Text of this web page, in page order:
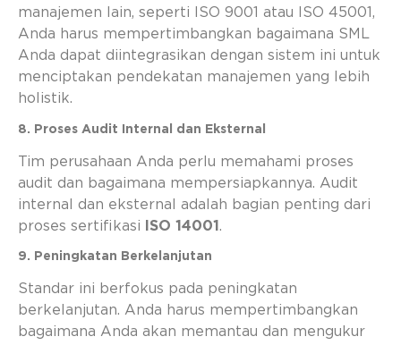
manajemen lain, seperti ISO 9001 atau ISO 45001,
Anda harus mempertimbangkan bagaimana SML
Anda dapat diintegrasikan dengan sistem ini untuk
menciptakan pendekatan manajemen yang lebih
holistik.
8. Proses Audit Internal dan Eksternal
Tim perusahaan Anda perlu memahami proses
audit dan bagaimana mempersiapkannya. Audit
internal dan eksternal adalah bagian penting dari
proses sertifikasi
ISO 14001 .
9. Peningkatan Berkelanjutan
Standar ini berfokus pada peningkatan
berkelanjutan. Anda harus mempertimbangkan
bagaimana Anda akan memantau dan mengukur